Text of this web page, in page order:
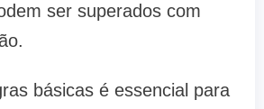
ser superados com
básicas é essencial para